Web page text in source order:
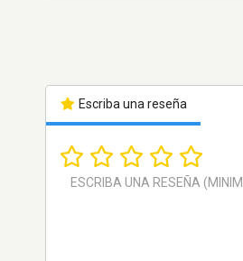
Escriba una reseña